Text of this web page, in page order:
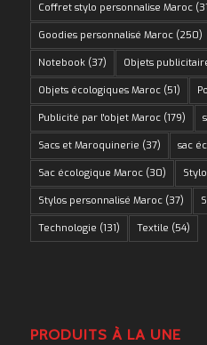
Coffret stylo personnalise Maroc
Goodies personnalisé Maroc(250)
Notebook(37) Objets
Objets écologiques Maroc(51)
Publicité par l'objet Maroc(179)
Sacs et Maroquinerie (37) sac
Sac écologique Maroc(30)
Stylos personnalisé Maroc(37)
Technologie (131) Textile (54)
PRODUITS À LA UNE